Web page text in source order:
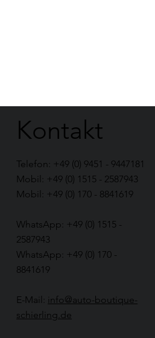
Kontakt
Telefon: +49 (0) 9451 - 9447181
Mobil: +49 (0) 1515 - 2587943
Mobil: +49 (0) 170 - 8841619
WhatsApp: +49 (0) 1515 -
2587943
WhatsApp: +49 (0) 170 -
8841619
E-Mail:
info@auto-boutique-
schierling.de